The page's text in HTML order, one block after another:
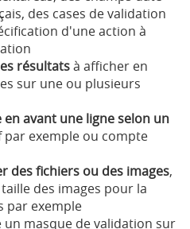
des cases de validation
d'une action à
résultatsà afficher en
sur une ou plusieurs
avant une ligne selon un
par exemple ou compte
des fichiers ou des images,
des images pour la
par exemple
masque de validation sur